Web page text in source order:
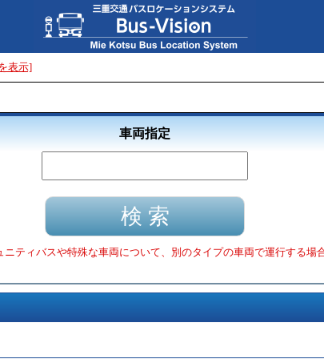
表示]
車両指定
ティバスや特殊な車両について、別のタイプの車両で運行する場